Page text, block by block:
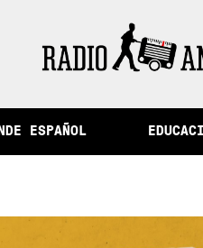
memoria y otras historias
ESPAÑOL